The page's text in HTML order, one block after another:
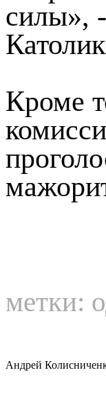
силы»,
Кроме
метки:
Андрей